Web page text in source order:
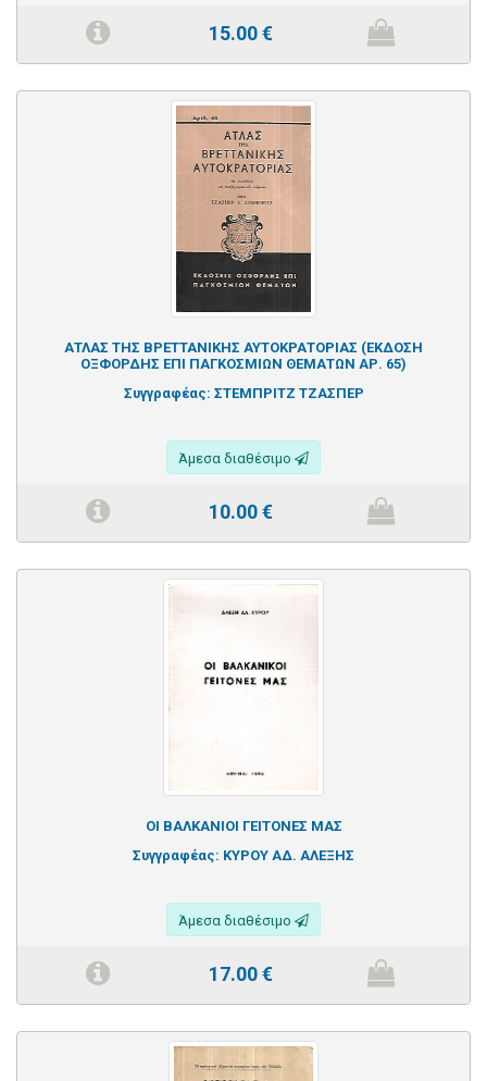
15.00€
ΑΤΛΑΣ ΤΗΣ ΒΡΕΤΤΑΝΙΚΗΣ ΑΥΤΟΚΡΑΤΟΡΙΑΣ (ΕΚΔΟΣΗ
ΟΞΦΟΡΔΗΣ ΕΠΙ ΠΑΓΚΟΣΜΙΩΝ ΘΕΜΑΤΩΝ ΑΡ. 65)
Συγγραφέας: ΣΤΕΜΠΡΙΤΖ ΤΖΑΣΠΕΡ
Άμεσα διαθέσιμο
10.00€
ΟΙ ΒΑΛΚΑΝΙΟΙ ΓΕΙΤΟΝΕΣ ΜΑΣ
Συγγραφέας: ΚΥΡΟΥ ΑΔ. ΑΛΕΞΗΣ
Άμεσα διαθέσιμο
17.00€